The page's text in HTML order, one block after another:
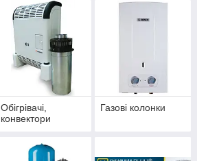
Обігрівачі,
конвектори
Газові колонки